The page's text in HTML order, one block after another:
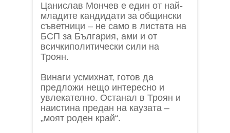
Цанислав Мончев е един от най-
младите кандидати за общински
съветници – не само в листата на
БСП за България, ами и от
всичкиполитически сили на
Троян.
Винаги усмихнат, готов да
предложи нещо интересно и
увлекателно. Останал в Троян и
наистина предан на каузата –
„моят роден край“.